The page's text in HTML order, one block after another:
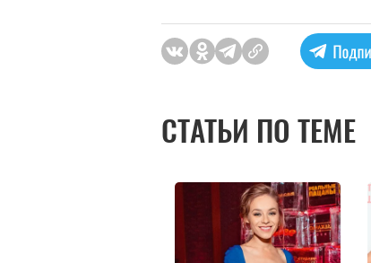
СТАТЬИ ПО ТЕМЕ